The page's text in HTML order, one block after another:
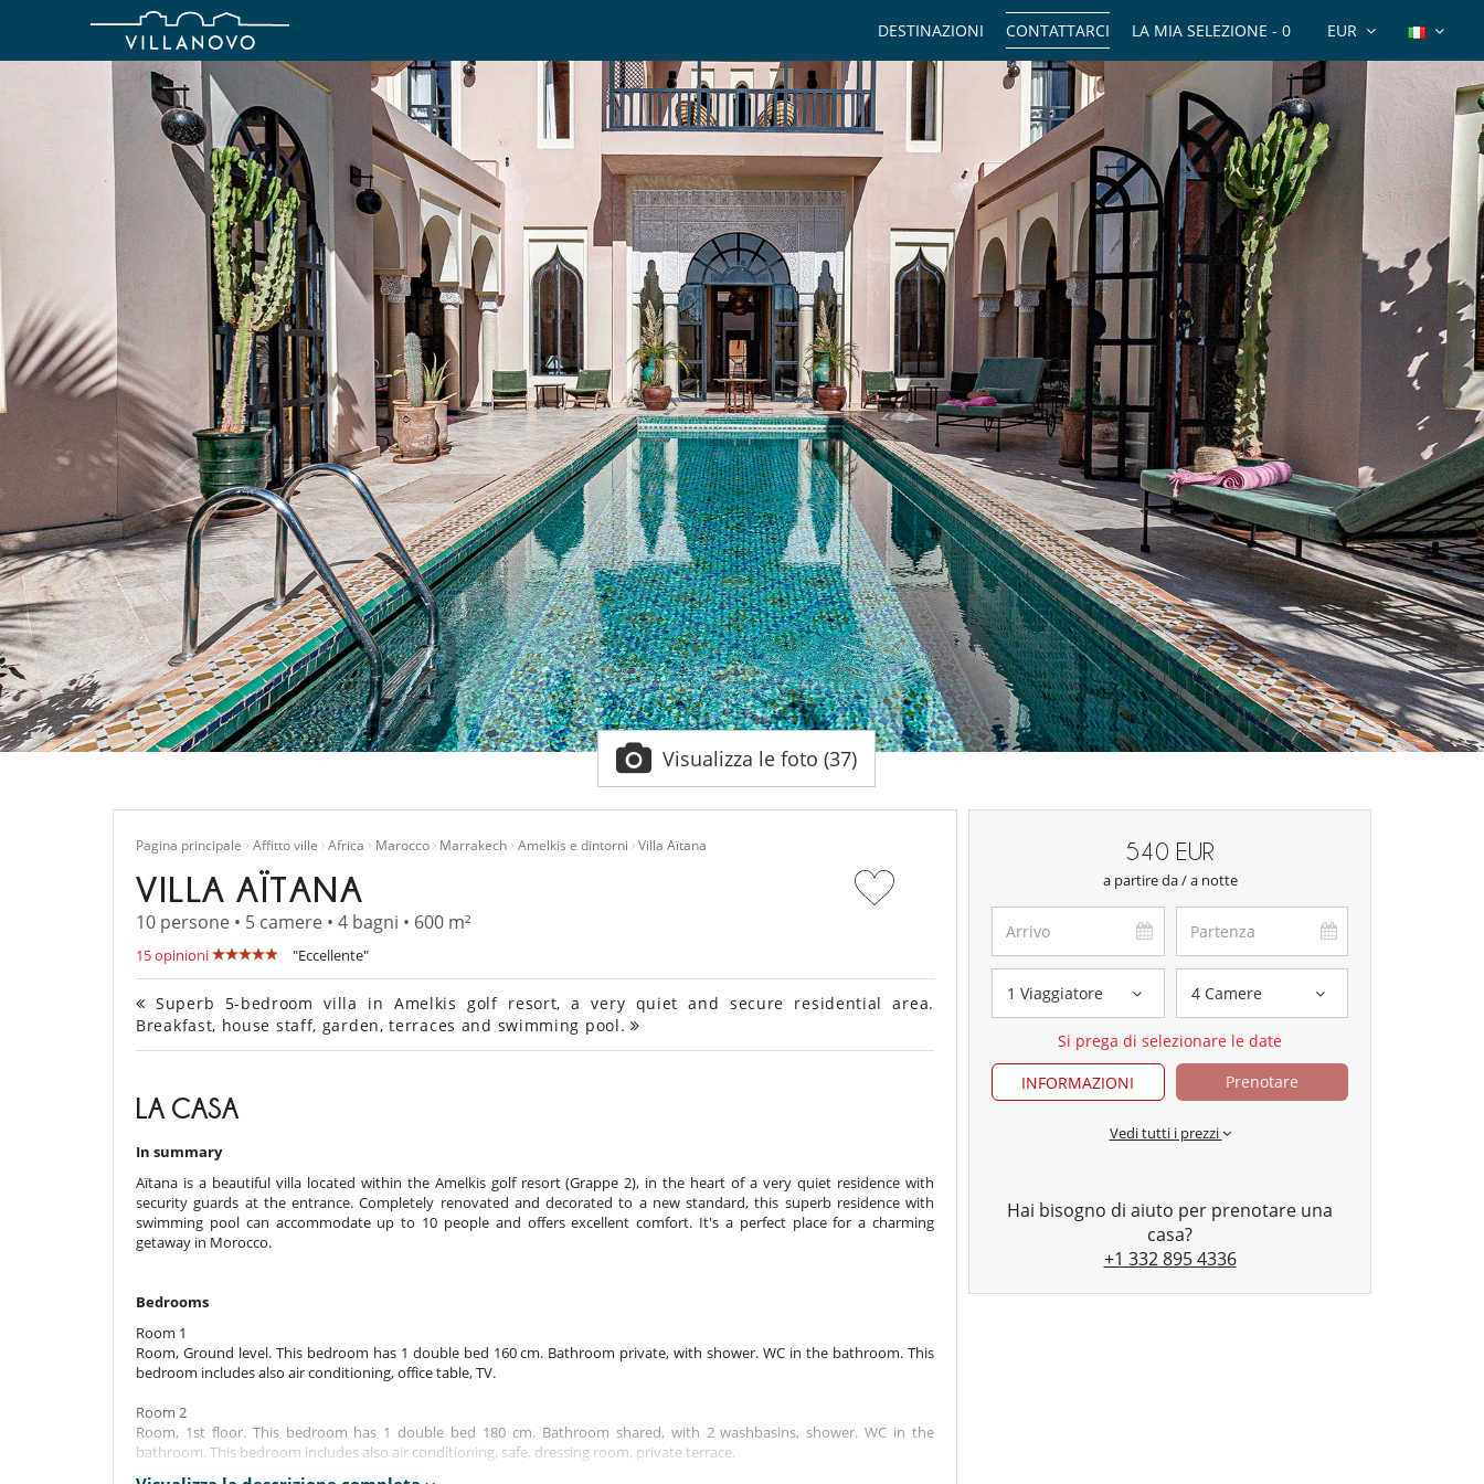
EUR
LA MIA SELEZIONE - 0
CONTATTARCI
DESTINAZIONI
Visualizza le foto (37)
Pagina principale Affitto ville Africa Marocco Marrakech Amelkis e dintorni Villa Aïtana
VILLA AÏTANA
10 persone • 5 camere • 4 bagni • 600 m²
15 opinioni "Eccellente"
Superb 5-bedroom villa in Amelkis golf resort, a very quiet and secure residential area.
Breakfast, house staff, garden, terraces and swimming pool.
LA CASA
In summary
Aïtana is a beautiful villa located within the Amelkis golf resort (Grappe 2), in the heart of a very quiet residence with
security guards at the entrance. Completely renovated and decorated to a new standard, this superb residence with
swimming pool can accommodate up to 10 people and offers excellent comfort. It's a perfect place for a charming
getaway in Morocco.
Bedrooms
Room 1
Room, Ground level. This bedroom has 1 double bed 160 cm. Bathroom private, with shower. WC in the bathroom. This
bedroom includes also air conditioning, office table, TV.
Room 2
Room, 1st floor. This bedroom has 1 double bed 180 cm. Bathroom shared, with 2 washbasins, shower. WC in the
bathroom. This bedroom includes also air conditioning, safe, dressing room, private terrace.
540 EUR
a partire da / a notte
1 Viaggiatore 4 Camere
Si prega di selezionare le date
INFORMAZIONI
Prenotare
Vedi tutti i prezzi
Hai bisogno di aiuto per prenotare una
casa?
+1 332 895 4336